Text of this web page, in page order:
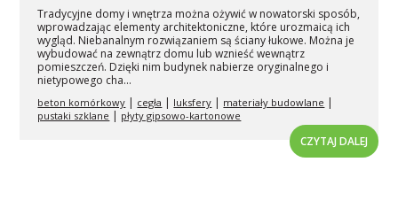
Tradycyjne domy i wnętrza można ożywić w nowatorski sposób,
wprowadzając elementy architektoniczne, które urozmaicą ich
wygląd. Niebanalnym rozwiązaniem są ściany łukowe. Można je
wybudować na zewnątrz domu lub wznieść wewnątrz
pomieszczeń. Dzięki nim budynek nabierze oryginalnego i
nietypowego cha...
beton komórkowy | cegła | luksfery | materiały budowlane |
pustaki szklane | płyty gipsowo-kartonowe
CZYTAJ DALEJ